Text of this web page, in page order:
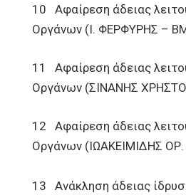
10 Αφαίρεση άδειας
Οργάνων (Ι. ΦΕΡΦΥΡΗΣ –
11 Αφαίρεση άδειας
Οργάνων (ΣΙΝΑΝΗΣ
12 Αφαίρεση άδειας
Οργάνων (ΙΩΑΚΕΙΜΙΔΗΣ ΟΡ.
13 Ανάκληση άδειας